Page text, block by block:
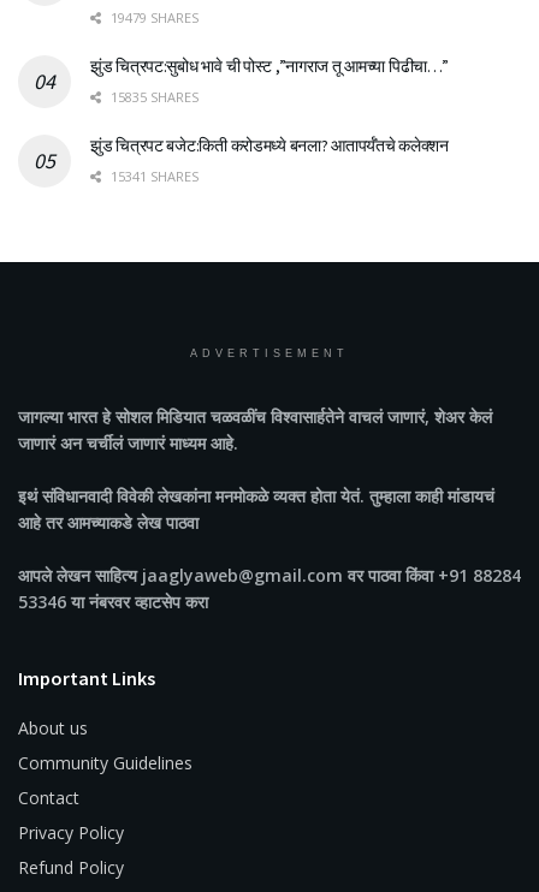
19479 SHARES
झुंड चित्रपट:सुबोध भावे ची पोस्ट ,”नागराज तू आमच्या पिढीचा…”
15835 SHARES
झुंड चित्रपट बजेट:किती करोडमध्ये बनला? आतापर्यँतचे कलेक्शन
15341 SHARES
ADVERTISEMENT
जागल्या भारतहे सोशल मिडियात चळवळींच विश्वासार्हतेने वाचलं जाणारं, शेअर केलं
जाणारं अन चर्चीलं जाणारं माध्यम आहे.
इथं संविधानवादी विवेकी लेखकांना मनमोकळे व्यक्त होता येतं. तुम्हाला काही मांडायचं
आहे तर आमच्याकडे लेख पाठवा
आपले लेखन साहित्य jaaglyaweb@gmail.com वर पाठवा किंवा +91 88284
53346 या नंबरवर व्हाटसेप करा
Important Links
About us
Community Guidelines
Contact
Privacy Policy
Refund Policy